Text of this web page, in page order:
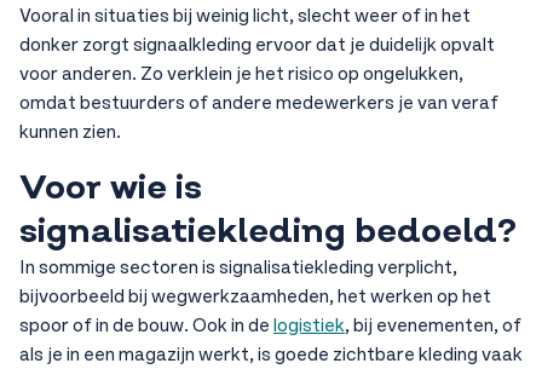
Vooral in situaties bij weinig licht, slecht weer of in het
donker zorgt signaalkleding ervoor dat je duidelijk opvalt
voor anderen. Zo verklein je het risico op ongelukken,
omdat bestuurders of andere medewerkers je van veraf
kunnen zien.
Voor wie is
signalisatiekleding bedoeld?
In sommige sectoren is signalisatiekleding verplicht,
bijvoorbeeld bij wegwerkzaamheden, het werken op het
spoor of in de bouw. Ook in de logistiek, bij evenementen, of
als je in een magazijn werkt, is goede zichtbare kleding vaak